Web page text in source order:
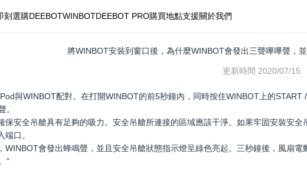
刻選購DEEBOTWINBOTDEEBOT PRO購買地點支援關於我們
將WINBOT安裝到窗口後，為什麼WINBOT會發出三聲嗶嗶聲，
更新時間 2020/07/15
與WINBOT配對。在打開WINBOT的前5秒鐘內，同時按住WINBOT上的
。
保安全吊艙具有足夠的吸力。安全吊艙所連接的區域應該干淨。如果牢固安裝安全
口。
WINBOT會發出蜂鳴聲，並且安全吊艙狀態指示燈呈綠色亮起。三秒鐘後，風扇
"